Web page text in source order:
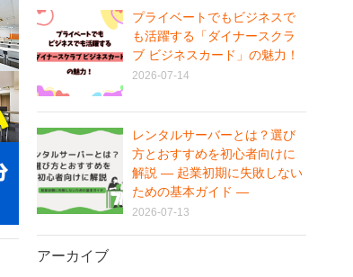
プライベートでもビジネスで
も活躍する「ダイナースクラ
ブ ビジネスカード」の魅力！
2026-07-14
レンタルサーバーとは？選び
方とおすすめを初心者向けに
解説 ― 起業初期に失敗しない
ための基本ガイド ―
2026-07-13
アーカイブ